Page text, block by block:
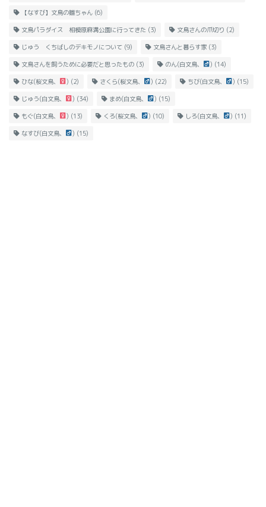
【なすび】文鳥の雛ちゃん (6)
文鳥パラダイス 相模原麻溝公園に行ってきた (3) 文鳥さんの爪切り (2)
じゅう くちばしのデキモノについて (9) 文鳥さんと暮らす家 (3)
文鳥さんを飼うために必要だと思ったもの (3) のん(白文鳥、 ) (14)
ひな(桜文鳥、 ) (2) さくら(桜文鳥、 ) (22) ちび(白文鳥、 ) (15)
じゅう(白文鳥、 ) (34) まめ(白文鳥、 ) (15)
もぐ(白文鳥、 ) (13) くろ(桜文鳥、 ) (10) しろ(白文鳥、 ) (11)
なすび(白文鳥、 ) (15)